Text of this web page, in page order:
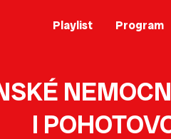
Playlist Program
I